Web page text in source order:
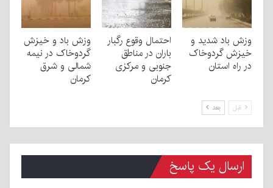
وزش باد شدید و
خیزش گردوخاک
در راه استان
احتمال وقوع رگبار
باران در مناطق
جنوبی و مرکزی
کرمان
وزش باد و خیزش
گردوخاک در نیمه
شمالی و شرق
کرمان
قبل بعد
ارسال یک پاسخ